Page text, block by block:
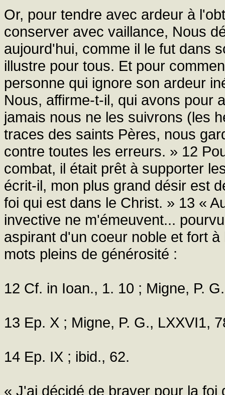
Or, pour tendre avec ardeur à
conserver avec vaillance, Nous
aujourd'hui, comme il le fut dans
illustre pour tous. Et pour
personne qui ignore son ardeur
Nous, affirme-t-il, qui avons pour
jamais nous ne les suivrons (les
traces des saints Pères, nous
contre toutes les erreurs. » 12
combat, il était prêt à supporter
écrit-il, mon plus grand désir est
foi qui est dans le Christ. » 13 «
invective ne m'émeuvent...
aspirant d'un coeur noble et fort
mots pleins de générosité :
12 Cf. in Ioan., 1. 10 ; Migne, P.
13 Ep. X ; Migne, P. G., LXXVI1,
14 Ep. IX ; ibid., 62.
« J'ai décidé de braver pour la